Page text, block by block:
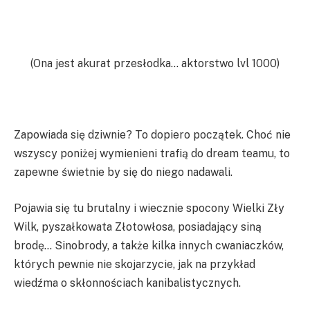
(Ona jest akurat przesłodka… aktorstwo lvl 1000)
Zapowiada się dziwnie? To dopiero początek. Choć nie
wszyscy poniżej wymienieni trafią do dream teamu, to
zapewne świetnie by się do niego nadawali.
Pojawia się tu brutalny i wiecznie spocony Wielki Zły
Wilk, pyszałkowata Złotowłosa, posiadający siną
brodę… Sinobrody, a także kilka innych cwaniaczków,
których pewnie nie skojarzycie, jak na przykład
wiedźma o skłonnościach kanibalistycznych.